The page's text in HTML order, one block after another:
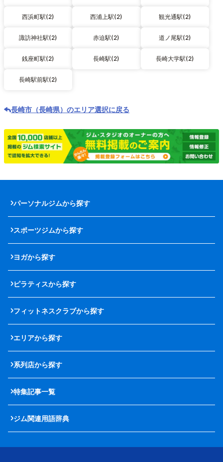
西浜町駅(2) 西浦上駅(2) 観光通駅(2)
諏訪神社駅(2) 赤迫駅(2) 道ノ尾駅(2)
銭座町駅(2) 長崎駅(2) 長崎大学駅(2)
長崎駅前駅(2)
長崎市（長崎県）のエリア選択に戻る
パーソナルジムから探す
スポーツジムから探す
ヨガから探す
ピラティスから探す
フィットネスクラブから探す
エリアから探す
系列店から探す
特集記事一覧
ジム関連用語辞典